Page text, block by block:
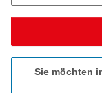
Sie möchten